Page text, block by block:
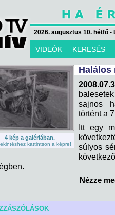
2026. augusztus 10. hétfő -
VIDEÓK KERESÉS
4 kép a galériában.
kattintson a képre!
Halálos
sajnos
történt a
Itt egy
súlyos
Nézze